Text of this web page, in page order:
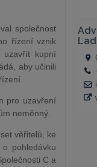
společnost
řízení vznik
uzavřít kupní
aby učinili
pro uzavření
neměnný.
věřitelů, ke
pohledávku
C a